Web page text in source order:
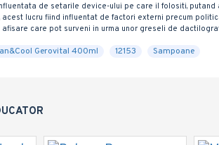
de setarile device-ului pe care il folositi,
lucru fiind influentat de factori externi precum
care pot surveni in urma unor greseli de
Gerovital 400ml 12153 Sampoane